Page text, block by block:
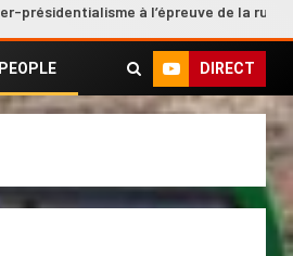
à l’épreuve de la rupture
PEOPLE DIRECT